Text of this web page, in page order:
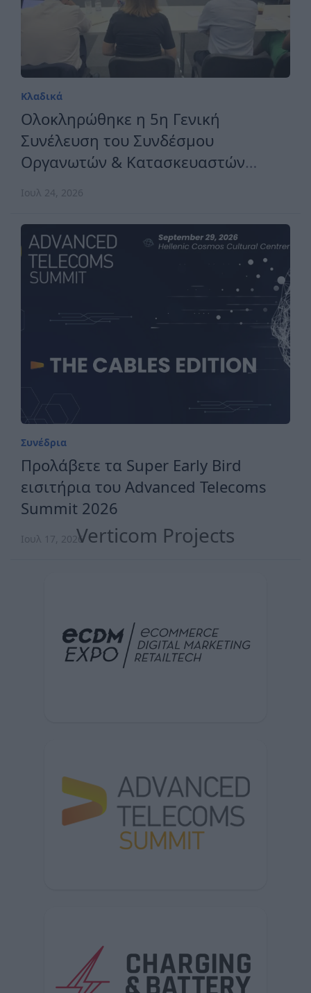
Κλαδικά
Ολοκληρώθηκε η 5η Γενική
Συνέλευση του Συνδέσμου
Οργανωτών & Κατασκευαστών
Ιουλ 24, 2026
Συνέδρια
Προλάβετε τα Super Early Bird
εισιτήρια του Advanced Telecoms
Summit 2026
Ιουλ 17, 2026Verticom Projects